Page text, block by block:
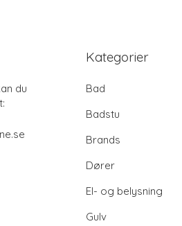
du
Kategorier
Bad
Badstu
Brands
Dører
El- og belysning
Gulv